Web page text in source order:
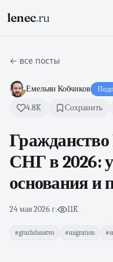
lenec.ru
← все посты
Емельян Кобчиков
4.8K Сохранить
СНГ в 2026:
основания и
24 мая 2026 г.· 11K
#grazhdanstvo #migration